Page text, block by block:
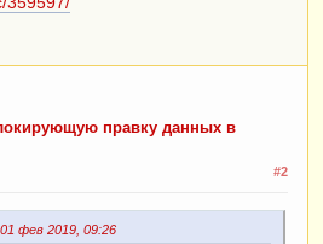
правку данных в
#2
фев 2019, 09:26